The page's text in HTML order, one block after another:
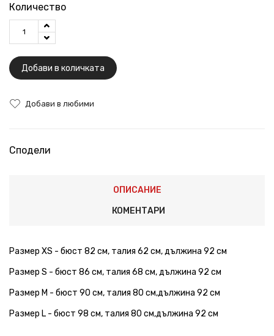
Количество
Добави в количката
Добави в любими
Сподели
ОПИСАНИЕ
КОМЕНТАРИ
Размер XS - бюст 82 см, талия 62 см, дължина 92 см
Размер S - бюст 86 см, талия 68 см, дължина 92 см
Размер M - бюст 90 см, талия 80 см,дължина 92 см
Размер L - бюст 98 см, талия 80 см,дължина 92 см